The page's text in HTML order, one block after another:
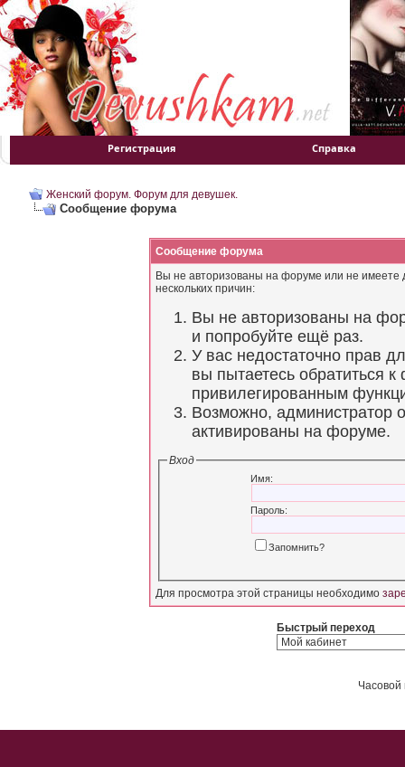
Регистрация Справка
Женский форум. Форум для девушек.
Сообщение форума
Сообщение форума
Вы не авторизованы на форуме или не имеете
нескольких причин:
Вы не авторизованы на
и попробуйте ещё раз.
У вас недостаточно прав
вы пытаетесь обратиться
привилегированным
Возможно, администратор
активированы на форуме.
Вход
Имя:
Пароль:
Запомнить?
Для просмотра этой страницы необходимо
Быстрый переход
Часовой